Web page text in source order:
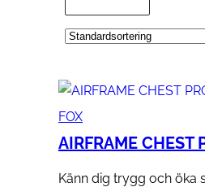
FOX
AIRFRAME CHEST
Känn dig trygg och öka